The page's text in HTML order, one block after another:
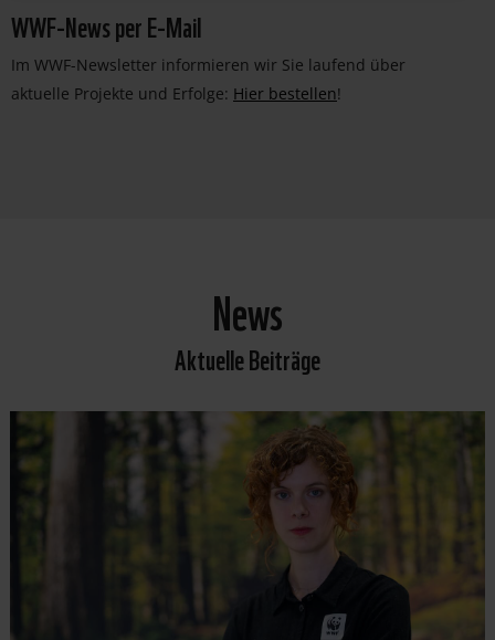
WWF-News per E-Mail
Im WWF-Newsletter informieren wir Sie laufend über
aktuelle Projekte und Erfolge: Hier bestellen!
News
Aktuelle Beiträge